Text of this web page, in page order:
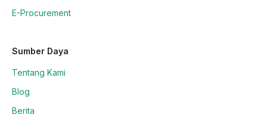
E-Procurement
Sumber Daya
Tentang Kami
Blog
Berita